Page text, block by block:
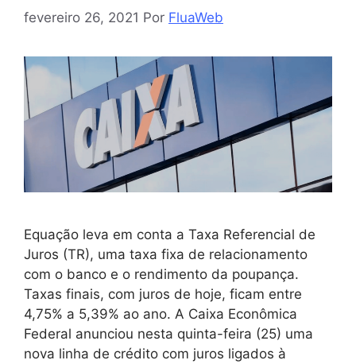
fevereiro 26, 2021 Por FluaWeb
Equação leva em conta a Taxa Referencial de
Juros (TR), uma taxa fixa de relacionamento
com o banco e o rendimento da poupança.
Taxas finais, com juros de hoje, ficam entre
4,75% a 5,39% ao ano. A Caixa Econômica
Federal anunciou nesta quinta-feira (25) uma
nova linha de crédito com juros ligados à